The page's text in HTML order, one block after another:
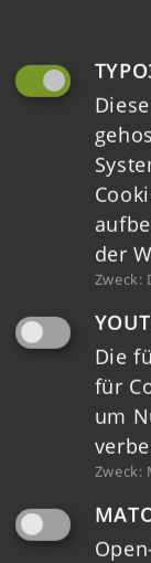
HOME
der
Zweck:
Die
für
um
Zweck: